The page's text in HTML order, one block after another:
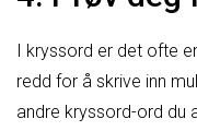
I kryssord er det ofte
redd for å skrive inn
andre kryssord-ord du